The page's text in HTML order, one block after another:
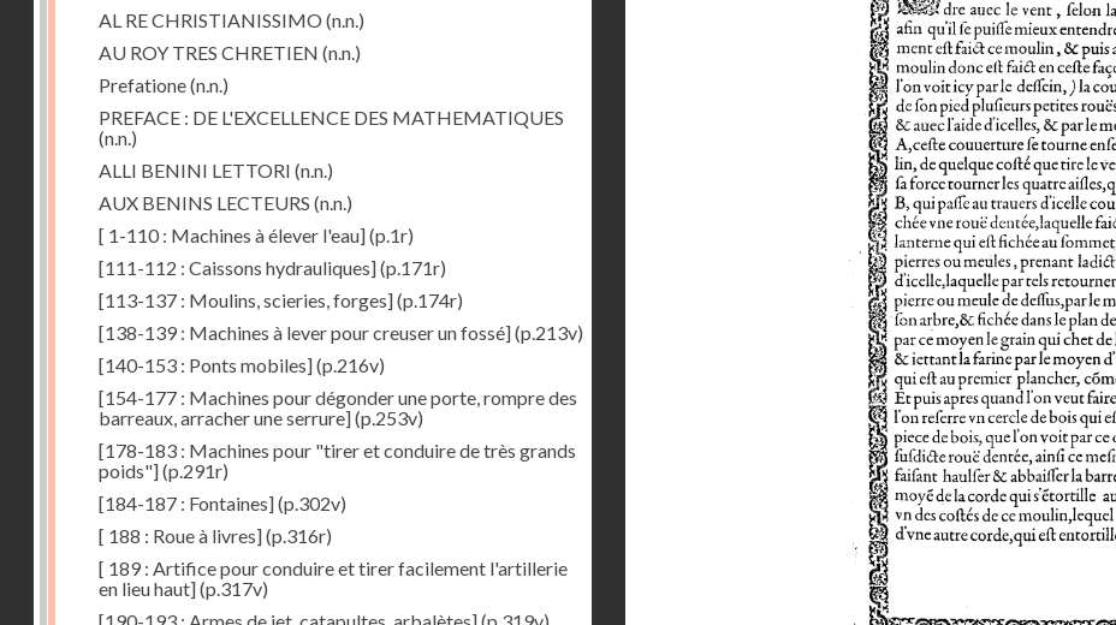
AL RE CHRISTIANISSIMO (n.n.)
AU ROY TRES CHRETIEN (n.n.)
Prefatione(n.n.)
PREFACE : DE L'EXCELLENCE DES MATHEMATIQUES
(n.n.)
ALLI BENINI LETTORI (n.n.)
AUX BENINS LECTEURS (n.n.)
[ 1-110 : Machines à élever l'eau](p.1r)
[111-112 : Caissons hydrauliques](p.171r)
[113-137 : Moulins, scieries, forges](p.174r)
[138-139 : Machines à lever pour creuser un fossé](p.213v)
[140-153 : Ponts mobiles](p.216v)
[154-177 : Machines pour dégonder une porte, rompre des
barreaux, arracher une serrure](p.253v)
[178-183 : Machines pour "tirer et conduire de très grands
poids"](p.291r)
[184-187 : Fontaines](p.302v)
[ 188 : Roue à livres](p.316r)
[ 189 : Artifice pour conduire et tirer facilement l'artillerie
en lieu haut](p.317v)